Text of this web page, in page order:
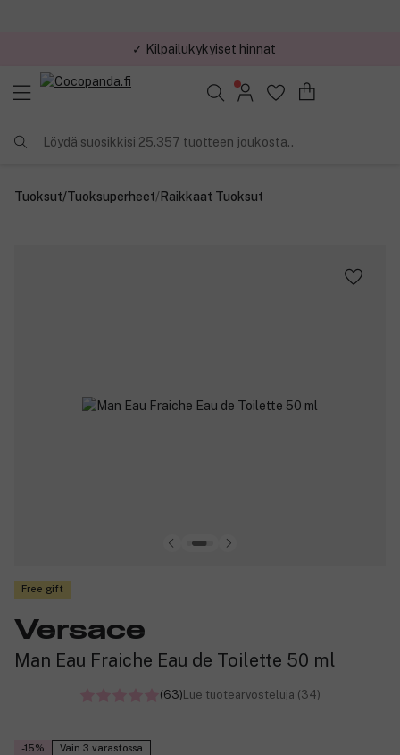
✓ Kilpailukykyiset hinnat
Löydä suosikkisi 25.357 tuotteen joukosta..
Tuoksut/Tuoksuperheet/Raikkaat Tuoksut
Free gift
Versace
Man Eau Fraiche Eau de Toilette 50 ml
(63)Lue tuotearvosteluja (34)
-15% Vain 3 varastossa